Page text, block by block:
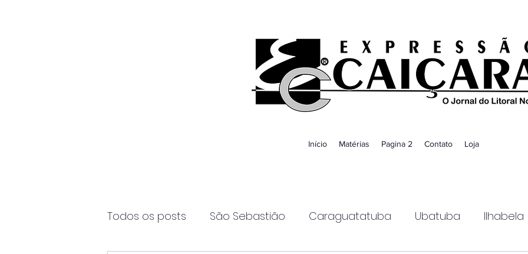
Início Matérias Pagina 2 Contato Loja
Todos os posts São Sebastião Caraguatatuba Ubatuba Ilhabela